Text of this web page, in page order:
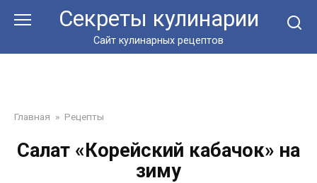
Секреты кулинарии
Сайт кулинарных рецептов
Главная » Рецепты
Салат «Корейский кабачок» на
зиму